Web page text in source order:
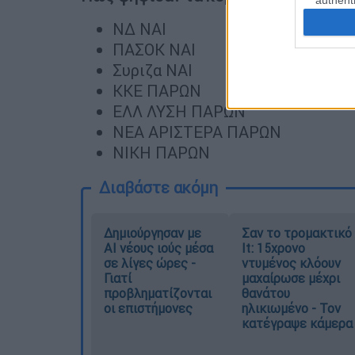
ΝΔ ΝΑΙ
ΠΑΣΟΚ ΝΑΙ
Συριζα ΝΑΙ
ΚΚΕ ΠΑΡΩΝ
ΕΛΛ ΛΥΣΗ ΠΑΡΩΝ
ΝΕΑ ΑΡΙΣΤΕΡΑ ΠΑΡΩΝ
ΝΙΚΗ ΠΑΡΩΝ
Διαβάστε ακόμη
Δημιούργησαν με
AI νέους ιούς μέσα
σε λίγες ώρες -
Γιατί
προβληματίζονται
οι επιστήμονες
Σαν το τρομακτικό
It: 15χρονο
ντυμένος κλόουν
μαχαίρωσε μέχρι
θανάτου
ηλικιωμένο - Τον
κατέγραψε κάμερα